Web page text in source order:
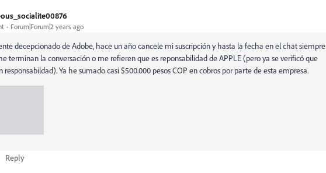
Forum|Forum|2 years ago
decepcionado de Adobe, hace un año cancele mi suscripción y hasta la fecha en el chat siempre
terminan la conversación o me refieren que es reponsabilidad de APPLE (pero ya se verificó que
responsabildad). Ya he sumado casi $500.000 pesos COP en cobros por parte de esta empresa.
Reply